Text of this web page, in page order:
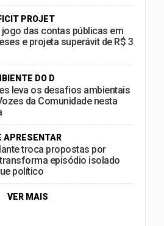
PROJET
jogo das contas públicas em
e projeta superávit de R$ 3
DO D
leva os desafios ambientais
da Comunidade nesta
APRESENTAR
troca propostas por
episódio isolado
político
VER MAIS